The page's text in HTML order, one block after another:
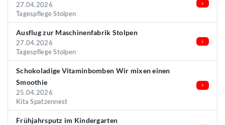
27.04.2026
Tagespflege Stolpen
Ausflug zur Maschinenfabrik Stolpen
27.04.2026
Tagespflege Stolpen
Schokoladige Vitaminbomben Wir mixen einen
Smoothie
25.04.2026
Kita Spatzennest
Frühjahrsputz im Kindergarten